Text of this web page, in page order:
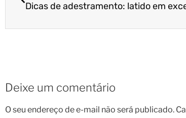
Deixe um comentário
O seu endereço de e-mail não será publicado.